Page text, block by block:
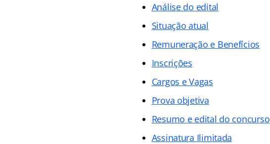
Análise do edital
Situação atual
Remuneração e Benefícios
Inscrições
Cargos e Vagas
Prova objetiva
Resumo e edital do concurso
Assinatura Ilimitada